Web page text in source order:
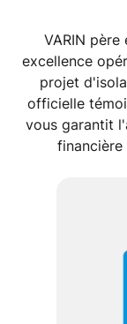
VARIN père
excellence
projet d'
officielle
vous garantit